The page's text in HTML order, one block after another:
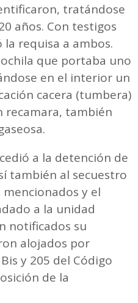
tratándose
años. Con testigos
la requisa a ambos.
que portaba uno
en el interior un
cacera (tumbera)
recamara, también
a la detención de
también al secuestro
y el
a la unidad
notificados su
alojados por
y 205 del Código
de la